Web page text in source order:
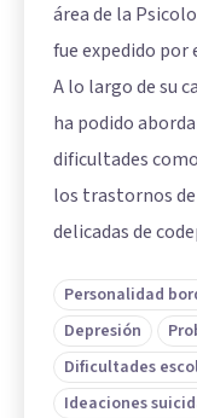
área de la
fue expedido por
A lo largo de su
ha podido
dificultades
los trastornos
delicadas de
Personalidad
Depresión
Dificultades
Ideaciones